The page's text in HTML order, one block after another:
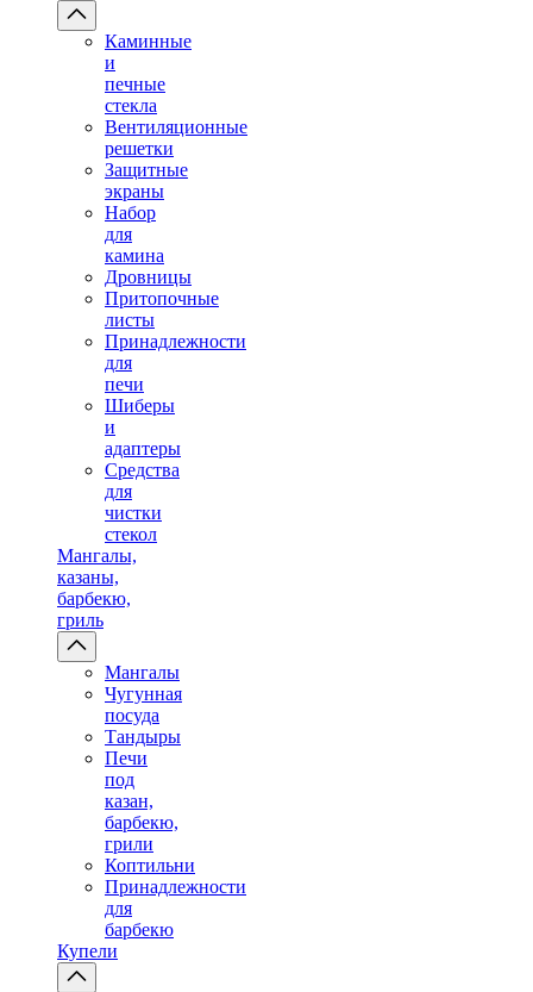
Каминные
и
печные
стекла
Вентиляционные
решетки
Защитные
экраны
Набор
для
камина
Дровницы
Притопочные
листы
Принадлежности
для
печи
Шиберы
и
адаптеры
Средства
для
чистки
стекол
Мангалы,
казаны,
барбекю,
гриль
Мангалы
Чугунная
посуда
Тандыры
Печи
под
казан,
барбекю,
грили
Коптильни
Принадлежности
для
барбекю
Купели